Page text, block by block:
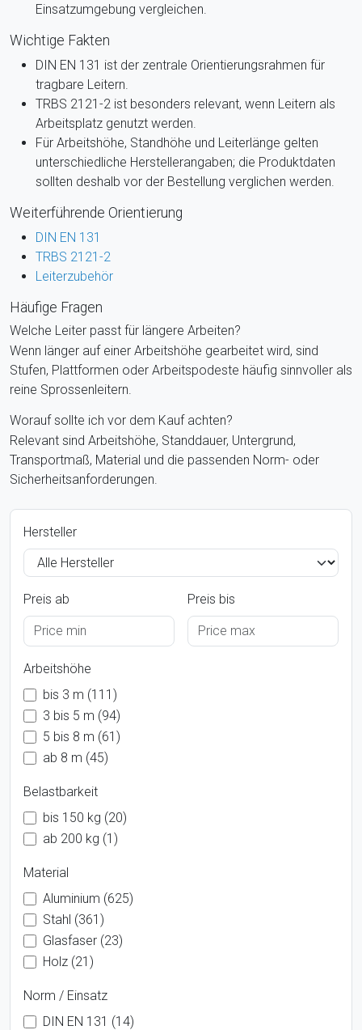
Einsatzumgebung vergleichen.
Wichtige Fakten
DIN EN 131 ist der zentrale Orientierungsrahmen für
tragbare Leitern.
TRBS 2121-2 ist besonders relevant, wenn Leitern als
Arbeitsplatz genutzt werden.
Für Arbeitshöhe, Standhöhe und Leiterlänge gelten
unterschiedliche Herstellerangaben; die Produktdaten
sollten deshalb vor der Bestellung verglichen werden.
Weiterführende Orientierung
DIN EN 131
TRBS 2121-2
Leiterzubehör
Häufige Fragen
Welche Leiter passt für längere Arbeiten?
Wenn länger auf einer Arbeitshöhe gearbeitet wird, sind
Stufen, Plattformen oder Arbeitspodeste häufig sinnvoller als
reine Sprossenleitern.
Worauf sollte ich vor dem Kauf achten?
Relevant sind Arbeitshöhe, Standdauer, Untergrund,
Transportmaß, Material und die passenden Norm- oder
Sicherheitsanforderungen.
Hersteller
Preis ab Preis bis
Arbeitshöhe
bis 3 m (111)
3 bis 5 m (94)
5 bis 8 m (61)
ab 8 m (45)
Belastbarkeit
bis 150 kg (20)
ab 200 kg (1)
Material
Aluminium (625)
Stahl (361)
Glasfaser (23)
Holz (21)
Norm / Einsatz
DIN EN 131 (14)